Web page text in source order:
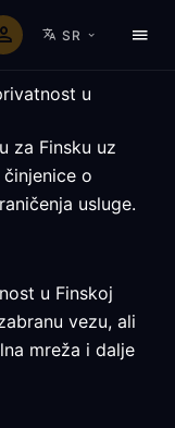
SR
u
za Finsku uz
o
usluge.
u Finskoj
vezu, ali
mreža i dalje